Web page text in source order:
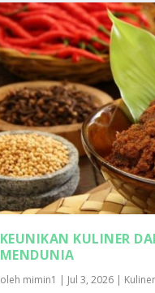
KEUNIKAN KULINER
MENDUNIA
oleh mimin1 | Jul 3, 2026| Kuliner